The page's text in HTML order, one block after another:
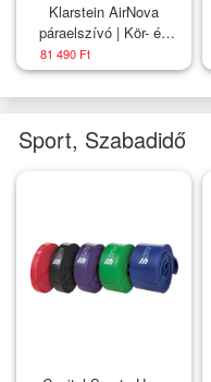
Klarstein AirNova
páraelszívó | Kör- és
elszívó levegő |
Energiahatékonyság
A++ | 110 W | 614 m³/h
81 490 Ft
Sport, Szabadidő